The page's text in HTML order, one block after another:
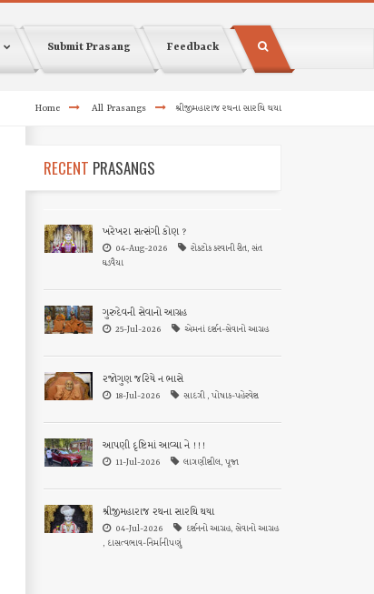
Submit Prasang Feedback
Home All Prasangs શ્રીજીમહારાજ રથના સારથિ થયા
RECENT PRASANGS
ખરેખરા સત્સંગી કોણ ?
04-Aug-2026
રોકટોક કરવાની રીત, સંત
ઘડવૈયા
ગુરુદેવની સેવાનો આગ્રહ
25-Jul-2026 એમનાં દર્શન-સેવાનો આગ્રહ
રજોગુણ જરિયે ન ભાસે
18-Jul-2026 સાદગી , પોષાક-પહેરવેશ
આપણી દૃષ્ટિમાં આવ્યા ને !!!
11-Jul-2026 લાગણીશીલ, પૂજા
શ્રીજીમહારાજ રથના સારથિ થયા
04-Jul-2026
દર્શનનો આગ્રહ, સેવાનો આગ્રહ
, દાસત્વભાવ-નિર્માનીપણું